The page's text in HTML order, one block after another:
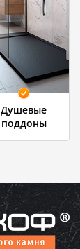
Душевые
поддоны